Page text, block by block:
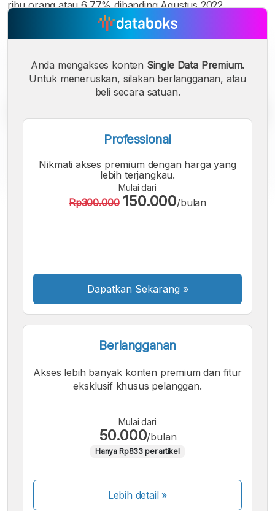
ribu orang atau 6,77% dibanding Agustus 2022.
A A A
Anda mengakses konten Single Data Premium.
Untuk meneruskan, silakan berlangganan, atau
beli secara satuan.
Professional
Nikmati akses premium dengan harga yang
lebih terjangkau.
Mulai dari
Rp300.000 150.000/bulan
Dapatkan Sekarang »
Berlangganan
Akses lebih banyak konten premium dan fitur
eksklusif khusus pelanggan.
Mulai dari
50.000/bulan
Hanya Rp833 per artikel
Lebih detail »